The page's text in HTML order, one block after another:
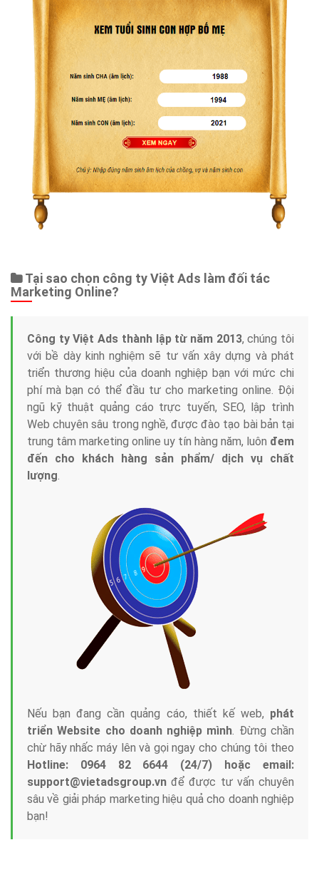
Tại sao chọn công ty Việt Ads làm đối tác
Marketing Online?
Công ty Việt Ads thành lập từ năm 2013, chúng tôi
với bề dày kinh nghiệm sẽ tư vấn xây dựng và phát
triển thương hiệu của doanh nghiệp bạn với mức chi
phí mà bạn có thể đầu tư cho marketing online. Đội
ngũ kỹ thuật quảng cáo trực tuyến, SEO, lập trình
Web chuyên sâu trong nghề, được đào tạo bài bản tại
trung tâm marketing online uy tín hàng năm, luôn đem
đến cho khách hàng sản phẩm/ dịch vụ chất
lượng.
Nếu bạn đang cần quảng cáo, thiết kế web, phát
triển Website cho doanh nghiệp mình. Đừng chần
chừ hãy nhấc máy lên và gọi ngay cho chúng tôi theo
Hotline: 0964 82 6644 (24/7) hoặc email:
support@vietadsgroup.vn để được tư vấn chuyên
sâu về giải pháp marketing hiệu quả cho doanh nghiệp
bạn!